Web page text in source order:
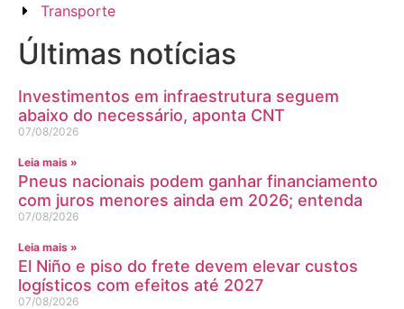
Transporte
Últimas notícias
Investimentos em infraestrutura seguem
abaixo do necessário, aponta CNT
07/08/2026
Leia mais »
Pneus nacionais podem ganhar financiamento
com juros menores ainda em 2026; entenda
07/08/2026
Leia mais »
El Niño e piso do frete devem elevar custos
logísticos com efeitos até 2027
07/08/2026